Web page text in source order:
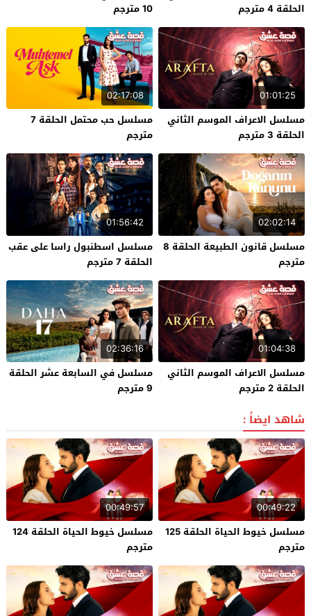
الحلقة 4 مترجم
10 مترجم
01:01:25
مسلسل الاعراف الموسم الثاني
الحلقة 3 مترجم
02:17:08
مسلسل حب محتمل الحلقة 7
مترجم
02:02:14
مسلسل قانون الطبيعة الحلقة 8
مترجم
01:56:42
مسلسل اسطنبول راسا على عقب
الحلقة 7 مترجم
01:04:38
مسلسل الاعراف الموسم الثاني
الحلقة 2 مترجم
02:36:16
مسلسل في السابعة عشر الحلقة
9 مترجم
شاهد ايضاً :
00:49:22
مسلسل خيوط الحياة الحلقة 125
مترجم
00:49:57
مسلسل خيوط الحياة الحلقة 124
مترجم